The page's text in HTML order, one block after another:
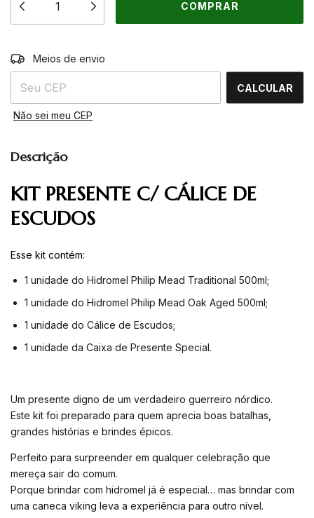
Entregas para o CEP:
Meios de envio
CALCULAR
Não sei meu CEP
Descrição
KIT PRESENTE C/ CÁLICE DE
ESCUDOS
Esse kit contém:
1 unidade do Hidromel Philip Mead Traditional 500ml;
1 unidade do Hidromel Philip Mead Oak Aged 500ml;
1 unidade do Cálice de Escudos;
1 unidade da Caixa de Presente Special.
Um presente digno de um verdadeiro guerreiro nórdico.
Este kit foi preparado para quem aprecia boas batalhas,
grandes histórias e brindes épicos.
Perfeito para surpreender em qualquer celebração que
mereça sair do comum.
Porque brindar com hidromel já é especial… mas brindar com
uma caneca viking leva a experiência para outro nível.